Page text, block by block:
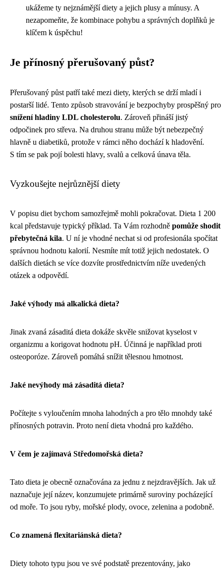
ukážeme ty nejznámější diety a jejich plusy a mínusy. A
nezapomeňte, že kombinace pohybu a správných doplňků je
klíčem k úspěchu!
Je přínosný přerušovaný půst?
Přerušovaný půst patří také mezi diety, kterých se drží mladí i
postarší lidé. Tento způsob stravování je bezpochyby prospěšný pro
snížení hladiny LDL cholesterolu. Zároveň přináší jistý
odpočinek pro střeva. Na druhou stranu může být nebezpečný
hlavně u diabetiků, protože v rámci něho dochází k hladovění.
S tím se pak pojí bolesti hlavy, svalů a celková únava těla.
Vyzkoušejte nejrůznější diety
V popisu diet bychom samozřejmě mohli pokračovat. Dieta 1 200
kcal představuje typický příklad. Ta Vám rozhodně pomůže shodit
přebytečná kila. U ní je vhodné nechat si od profesionála spočítat
správnou hodnotu kalorií. Nesmíte mít totiž jejich nedostatek. O
dalších dietách se více dozvíte prostřednictvím níže uvedených
otázek a odpovědí.
Jaké výhody má alkalická dieta?
Jinak zvaná zásaditá dieta dokáže skvěle snižovat kyselost v
organizmu a korigovat hodnotu pH. Účinná je například proti
osteoporóze. Zároveň pomáhá snížit tělesnou hmotnost.
Jaké nevýhody má zásaditá dieta?
Počítejte s vyloučením mnoha lahodných a pro tělo mnohdy také
přínosných potravin. Proto není dieta vhodná pro každého.
V čem je zajímavá Středomořská dieta?
Tato dieta je obecně označována za jednu z nejzdravějších. Jak už
naznačuje její název, konzumujete primárně suroviny pocházející
od moře. To jsou ryby, mořské plody, ovoce, zelenina a podobně.
Co znamená flexitariánská dieta?
Diety tohoto typu jsou ve své podstatě prezentovány, jako